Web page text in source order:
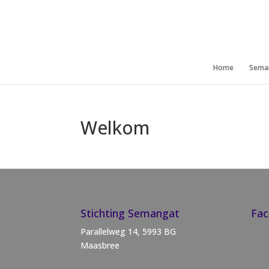
Home
Welkom
Stichting Semangat
Parallelweg 14, 5993 BG
Maasbree